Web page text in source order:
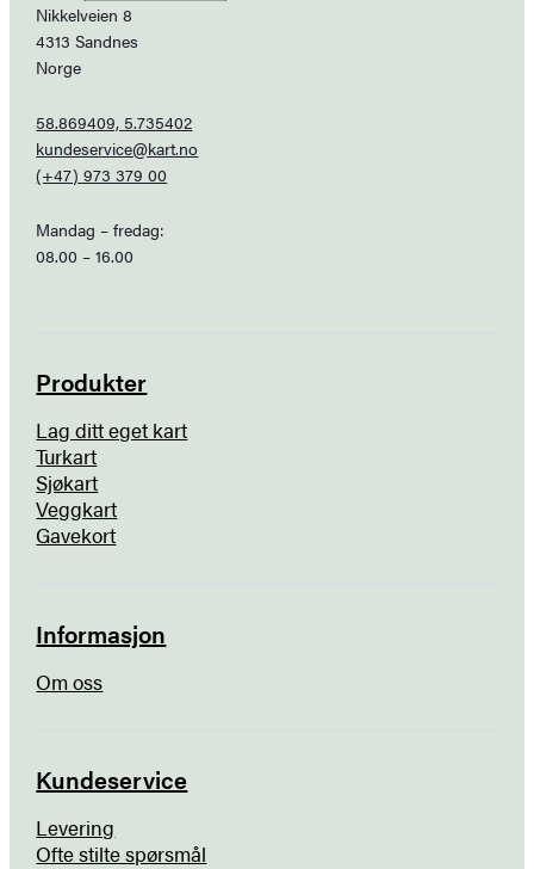
Nikkelveien 8
4313 Sandnes
Norge
58.869409, 5.735402
kundeservice@kart.no
(+47) 973 379 00
Mandag – fredag:
08.00 – 16.00
Produkter
Lag ditt eget kart
Turkart
Sjøkart
Veggkart
Gavekort
Informasjon
Om oss
Kundeservice
Levering
Ofte stilte spørsmål